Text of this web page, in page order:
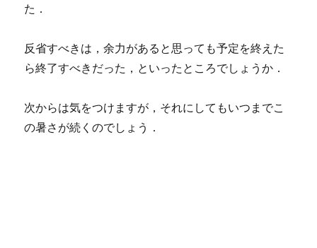
た．
反省すべきは，余力があると思っても予定を終えた
ら終了すべきだった，といったところでしょうか．
次からは気をつけますが，それにしてもいつまでこ
の暑さが続くのでしょう．